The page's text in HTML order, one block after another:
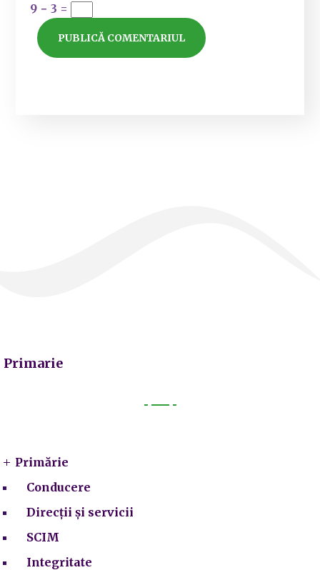
9 − 3 =
Primarie
Primărie
Conducere
Direcții și servicii
SCIM
Integritate